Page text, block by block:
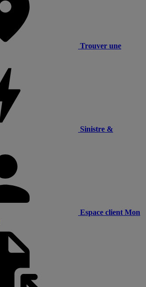
Trouver une
Sinistre &
Espace client Mon